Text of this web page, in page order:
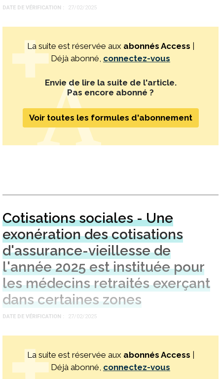
DATE DE VÉRIFICATION 27/02/2025
La suite est réservée aux abonnés Access |
Déjà abonné, connectez-vous
Envie de lire la suite de l'article.
Pas encore abonné ?
Voir toutes les formules d'abonnement
Cotisations sociales - Une
exonération des cotisations
d'assurance-vieillesse de
l'année 2025 est instituée pour
les médecins retraités exerçant
dans certaines zones
DATE DE VÉRIFICATION 27/02/2025
La suite est réservée aux abonnés Access |
Déjà abonné, connectez-vous